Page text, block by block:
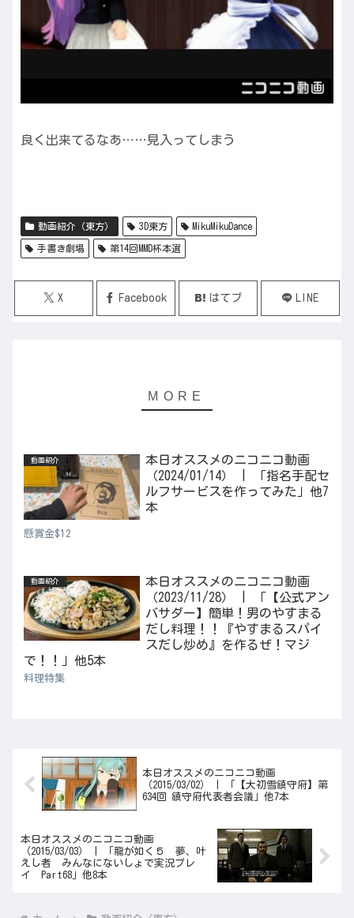
良く出来てるなあ……見入ってしまう
動画紹介（東方） 3D東方 MikuMikuDance
手書き劇場 第14回MMD杯本選
X Facebook はてブ LINE
動画紹介
本日オススメのニコニコ動画
（2024/01/14） | 「指名手配セ
ルフサービスを作ってみた」他7
本
懸賞金$12
動画紹介
本日オススメのニコニコ動画
（2023/11/28） | 「【公式アン
バサダー】簡単！男のやすまる
だし料理！！『やすまるスパイ
スだし炒め』を作るぜ！マジ
で！！」他5本
料理特集
本日オススメのニコニコ動画
（2015/03/02） | 「【大初雪鎮守府】第
634回 鎮守府代表者会議」他7本
本日オススメのニコニコ動画
（2015/03/03） | 「龍が如く５ 夢、叶
えし者 みんなにないしょで実況プレ
イ Part68」他8本